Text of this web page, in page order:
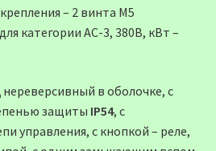
– 2 винта М5
категории АС-3, 380В, кВт –
нереверсивный в оболочке, с
защиты IP54, c
управления, с кнопкой – реле,